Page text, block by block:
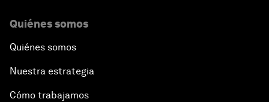
Quiénes somos
Quiénes somos
Nuestra estrategia
Cómo trabajamos